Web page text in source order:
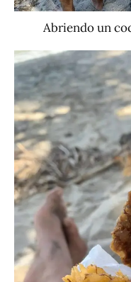
Abriendo un